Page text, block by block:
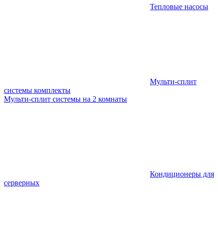
Тепловые насосы
Мульти-сплит
системы комплекты
Мульти-сплит системы на 2 комнаты
Кондиционеры для
серверных